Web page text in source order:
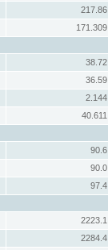
217.86
171.309
38.72
36.59
2.144
40.611
90.6
90.0
97.4
2223.1
2284.4